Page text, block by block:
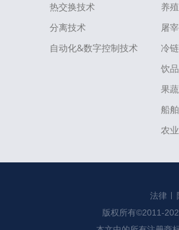
热交换技术
分离技术
自动化&数字控制技术
养
屠
冷
饮
果
船舶
农
法律
版权所有©2011-